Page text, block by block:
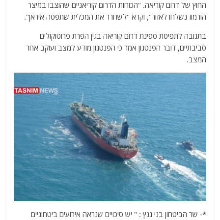
החוץ של דרום קוריאה. "הכוחות הדרום קוריאניים שהוצבו במיצר
הורמוז נשלחו לאזור", וקרא "לשחרר את המכלית שתפסה איראן".
בתגובה לתפיסת ספינת דרום קוריאה בגין הפרת פרוטוקולים
סביבתיים, דובר הפנטגון אמר כי הפנטגון מודע למצב ועוקב אחר
המצב.
*- שר הביטחון בני גנץ : " יש סיכויים שנראה אירועים ביטחוניים